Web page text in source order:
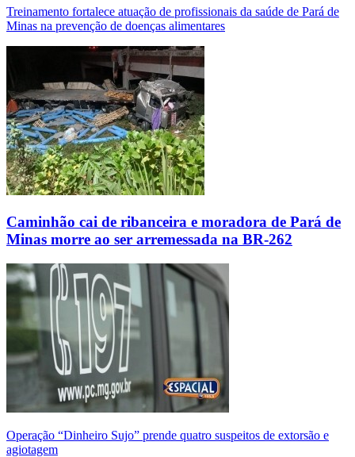
Treinamento fortalece atuação de profissionais da saúde de Pará de
Minas na prevenção de doenças alimentares
Caminhão cai de ribanceira e moradora de Pará de
Minas morre ao ser arremessada na BR-262
Operação “Dinheiro Sujo” prende quatro suspeitos de extorsão e
agiotagem